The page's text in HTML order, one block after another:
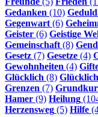
Gedanken (10) Geduld
Gegenwart (6)
Geister (6) Geistige
Gemeinschaft (8)
Gesetz (7) Gesetze (4)
Gewohnheiten (4)
Glücklich (8)
Grenzen (7)
Hamer (9) Heilung
Herzensweg (5) Hilfe